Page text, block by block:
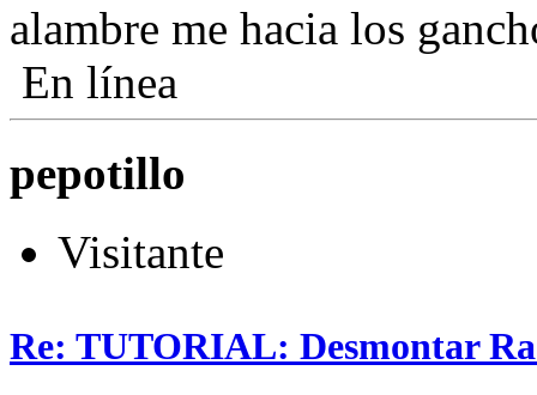
alambre me hacia los
En línea
pepotillo
Visitante
Re: TUTORIAL: Desmontar